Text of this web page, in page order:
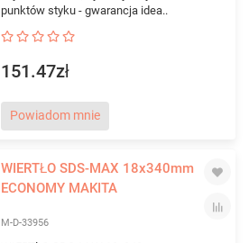
punktów styku - gwarancja idea..
151.47zł
Powiadom mnie
WIERTŁO SDS-MAX 18x340mm
ECONOMY MAKITA
M-D-33956